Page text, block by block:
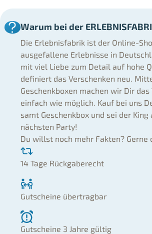
Warum bei der
Die Erlebnisfabrik ist der Online-
ausgefallene Erlebnisse in
mit viel Liebe zum Detail auf hohe
definiert das Verschenken neu.
Geschenkboxen machen wir Dir das
einfach wie möglich. Kauf bei uns
samt Geschenkbox und sei der King
nächsten Party!
Du willst noch mehr Fakten? Gerne
14 Tage Rückgaberecht
Gutscheine übertragbar
Gutscheine 3 Jahre gültig